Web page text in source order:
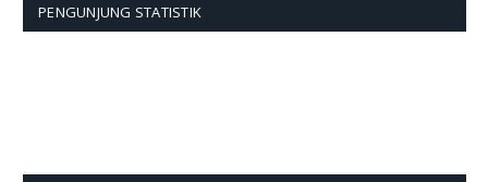
PENGUNJUNG STATISTIK